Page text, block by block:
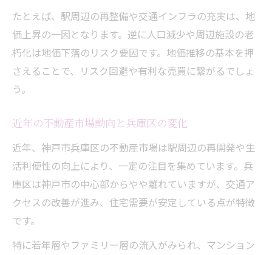
兵庫区の地価上昇率から見る将来性分析
上昇率の高いエリア選定のポイント
今後の不動産投資戦略に生かす視点
不動産選びに役立つ兵庫県地価マップの活用術
兵庫県地価マップの見方と活用ポイント
地価マップ活用で理想の不動産選びを実現
地価マップと不動産ランキングの相関性
失敗しない不動産購入の情報収集術
坪単価から見極める兵庫区の投資価値
神戸市坪単価ランキングの特徴と比較
たとえば、駅周辺の再整備や交通インフラの充実は、地
価上昇の一因となります。逆に人口減少や周辺施設の老
朽化は地価下落のリスク要因です。地価推移の基本を押
さえることで、リスク回避や有利な売買に繋がるでしょ
う。
近年の不動産市場動向と兵庫区の変化
近年、神戸市兵庫区の不動産市場は駅周辺の再開発や生
活利便性の向上により、一定の注目を集めています。兵
庫区は神戸市の中心部からやや離れていますが、交通ア
クセスの改善が進み、住宅需要が安定している点が特徴
です。
特に若年層やファミリー層の流入がみられ、マンション